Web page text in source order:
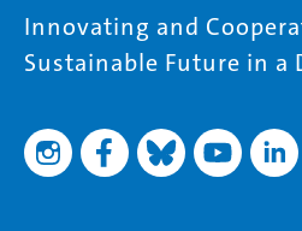
Innovating and
Sustainable Future in a